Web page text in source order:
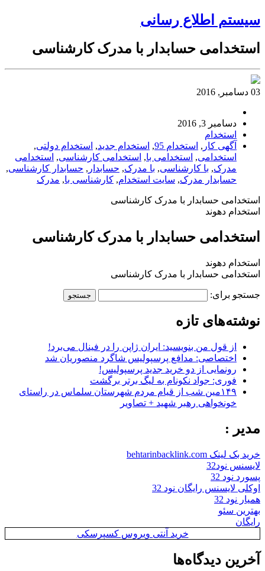
سیستم اطلاع رسانی
استخدامی حسابدار با مدرک کارشناسی
03 دسامبر, 2016
دسامبر 3, 2016
استخدام
آگهی کار , استخدام 95 , استخدام جدید, استخدام دولتی,
استخدامی, استخدامی با, استخدامی کارشناسی, استخدامی
مدرک, با کارشناسی, با مدرک, حسابدار , حسابدار کارشناسی,
حسابدار مدرک, سایت استخدام, کارشناسی با, مدرک
استخدامی حسابدار با مدرک کارشناسی
استخدام دهوند
استخدامی حسابدار با مدرک کارشناسی
استخدام دهوند
استخدامی حسابدار با مدرک کارشناسی
جستجو برای:
نوشته‌های تازه
از قول من بنویسید: ایران ژاپن را در فینال می‌برد!
اختصاصی: مدافع پرسپولیس شاگرد منصوریان شد
رونمایی از دو خرید جدید پرسپولیس!
فوری: جواد نکونام به لیگ برتر برگشت
۱۴۹مین شب از قیام مردم شهرستان سلماس در راستای
خونخواهی رهبر شهید + تصاویر
مدیر :
خرید بک لینک behtarinbacklink.com
لایسنس نود32
پسورد نود 32
اوکلی لایسنس رایگان نود 32
همیار نود 32
بهترین سئو
رایگان
خرید آنتی ویروس کسپرسکی
آخرین دیدگاه‌ها